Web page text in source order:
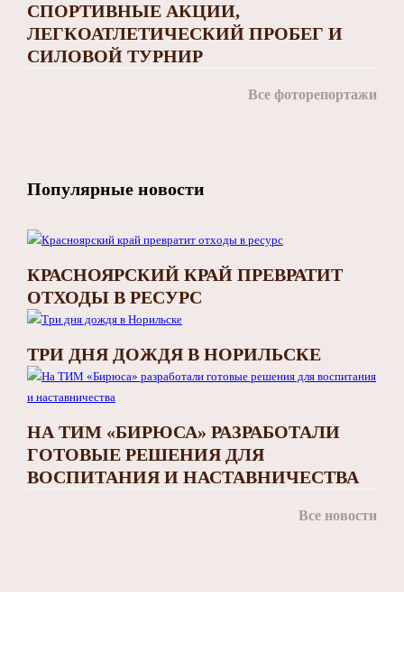
СПОРТИВНЫЕ АКЦИИ,
ЛЕГКОАТЛЕТИЧЕСКИЙ ПРОБЕГ И
СИЛОВОЙ ТУРНИР
Все фоторепортажи
Популярные новости
КРАСНОЯРСКИЙ КРАЙ ПРЕВРАТИТ
ОТХОДЫ В РЕСУРС
ТРИ ДНЯ ДОЖДЯ В НОРИЛЬСКЕ
НА ТИМ «БИРЮСА» РАЗРАБОТАЛИ
ГОТОВЫЕ РЕШЕНИЯ ДЛЯ
ВОСПИТАНИЯ И НАСТАВНИЧЕСТВА
Все новости